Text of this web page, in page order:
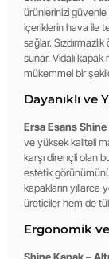
ürünlerinizi güvenle
içeriklerin hava ile
sağlar.
sunar. Vidalı
mükemmel bir
Dayanıklı ve
Ersa Esans Shine
ve yüksek kaliteli
karşı dirençli olan
estetik
kapakların yıllarca
üreticiler hem de
Ergonomik ve